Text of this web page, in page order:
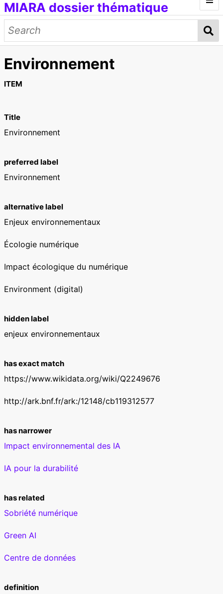
MIARA dossier thématique
Introduction
Œuvres et documents
Modèles d'IA
Données d'entraînement
Concepts
[ITMAI] Journée d'étude et ateliers
Environnement
ITEM
Title
Environnement
preferred label
Environnement
alternative label
Enjeux environnementaux
Écologie numérique
Impact écologique du numérique
Environment (digital)
hidden label
enjeux environnementaux
has exact match
https://www.wikidata.org/wiki/Q2249676
http://ark.bnf.fr/ark:/12148/cb119312577
has narrower
Impact environnemental des IA
IA pour la durabilité
has related
Sobriété numérique
Green AI
Centre de données
definition